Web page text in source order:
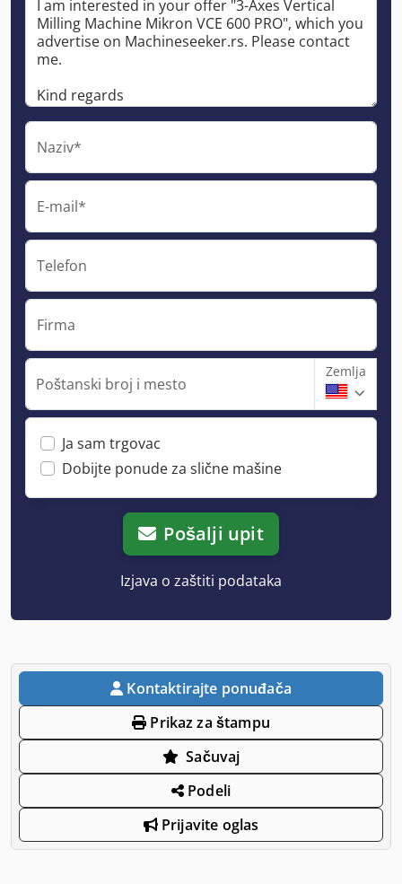
Naziv*
E-mail*
Telefon
Firma
Poštanski broj i mesto
Zemlja
Ja sam trgovac
Dobijte ponude za slične mašine
Pošalji upit
Izjava o zaštiti podataka
Kontaktirajte ponuđača
Prikaz za štampu
Sačuvaj
Podeli
Prijavite oglas